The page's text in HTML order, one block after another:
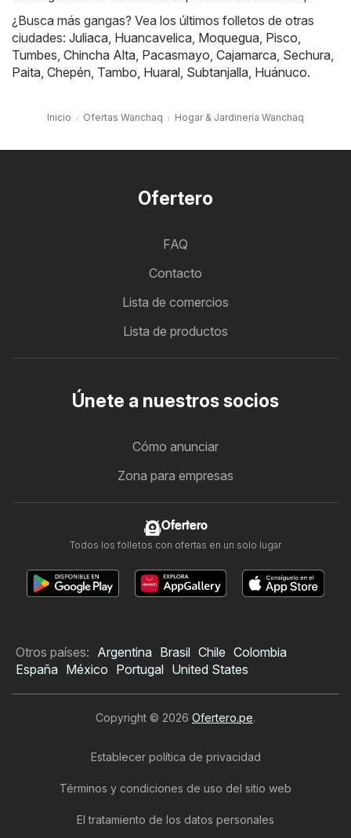
¿Busca más gangas? Vea los últimos folletos de otras
ciudades: Juliaca Huancavelica Moquegua Pisco
Tumbes Chincha Alta Pacasmayo Cajamarca Sechura
Paita Chepén Tambo Huaral Subtanjalla Huánuco.
Inicio Ofertas Wanchaq Hogar & Jardinería Wanchaq
Ofertero
FAQ
Contacto
Lista de comercios
Lista de productos
Únete a nuestros socios
Cómo anunciar
Zona para empresas
Ofertero
Todos los folletos con ofertas en un solo lugar
Otros países: Argentina Brasil Chile Colombia
España México Portugal United States
Copyright © 2026 Ofertero.pe.
Establecer política de privacidad
Términos y condiciones de uso del sitio web
El tratamiento de los datos personales